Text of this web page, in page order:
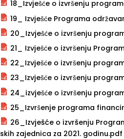
18_Izvješće o izvršenju
19_ Izvješće Programa
20_Izvješće o izvršenju
21_ Izvješće o izvršenju
22_Izvješće o izvršenju
23_Izvješće o izvršenju
24_izvješće o izvršenju
25_Izvršenje programa
26_Izvješće o izvršenju
skih zajednica za 2021. godinu.pdf